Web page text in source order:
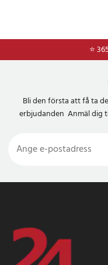
⭐
Bli den första att få ta
erbjudanden Anmäl dig